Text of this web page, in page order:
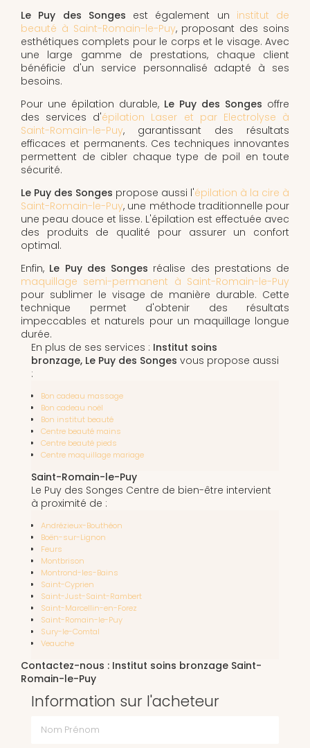
Le Puy des Songes est également un institut de
beauté à Saint-Romain-le-Puy, proposant des soins
esthétiques complets pour le corps et le visage. Avec
une large gamme de prestations, chaque client
bénéficie d'un service personnalisé adapté à ses
besoins.
Pour une épilation durable, Le Puy des Songes offre
des services d'épilation Laser et par Electrolyse à
Saint-Romain-le-Puy, garantissant des résultats
efficaces et permanents. Ces techniques innovantes
permettent de cibler chaque type de poil en toute
sécurité.
Le Puy des Songes propose aussi l'épilation à la cire à
Saint-Romain-le-Puy, une méthode traditionnelle pour
une peau douce et lisse. L'épilation est effectuée avec
des produits de qualité pour assurer un confort
optimal.
Enfin, Le Puy des Songes réalise des prestations de
maquillage semi-permanent à Saint-Romain-le-Puy
pour sublimer le visage de manière durable. Cette
technique permet d'obtenir des résultats
impeccables et naturels pour un maquillage longue
durée.
En plus de ses services : Institut soins
bronzage, Le Puy des Songes vous propose aussi
:
Bon cadeau massage
Bon cadeau noël
Bon institut beauté
Centre beauté mains
Centre beauté pieds
Centre maquillage mariage
Saint-Romain-le-Puy
Le Puy des Songes Centre de bien-être intervient
à proximité de :
Andrézieux-Bouthéon
Boën-sur-Lignon
Feurs
Montbrison
Montrond-les-Bains
Saint-Cyprien
Saint-Just-Saint-Rambert
Saint-Marcellin-en-Forez
Saint-Romain-le-Puy
Sury-le-Comtal
Veauche
Contactez-nous : Institut soins bronzage Saint-
Romain-le-Puy
Information sur l'acheteur